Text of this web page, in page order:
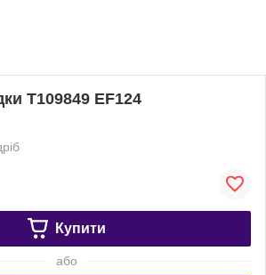
T109849 EF124
Купити
або